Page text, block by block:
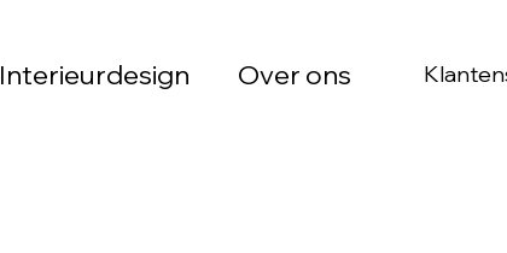
Interieurdesign Over ons